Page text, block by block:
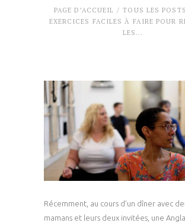
PAGE D’ACCUEIL TOUS LES POSTS
EXERCICES FACILES À FAIRE POUR
LES...
Récemment, au cours d’un dîner avec
mamans et leurs deux invitées, une